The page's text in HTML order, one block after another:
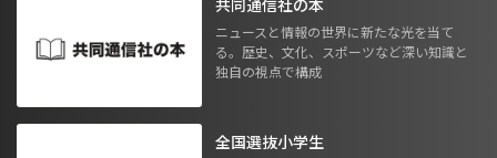
共同通信社の本
ニュースと情報の世界に新たな光を当て
る。歴史、文化、スポーツなど深い知識と
独自の視点で構成
全国選抜小学生